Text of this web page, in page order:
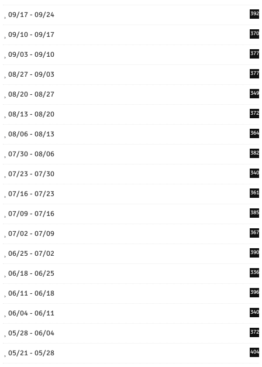
09/17 - 09/24 392
09/10 - 09/17 370
09/03 - 09/10 377
08/27 - 09/03 377
08/20 - 08/27 349
08/13 - 08/20 372
08/06 - 08/13 364
07/30 - 08/06 382
07/23 - 07/30 340
07/16 - 07/23 361
07/09 - 07/16 385
07/02 - 07/09 367
06/25 - 07/02 390
06/18 - 06/25 336
06/11 - 06/18 396
06/04 - 06/11 340
05/28 - 06/04 372
05/21 - 05/28 404